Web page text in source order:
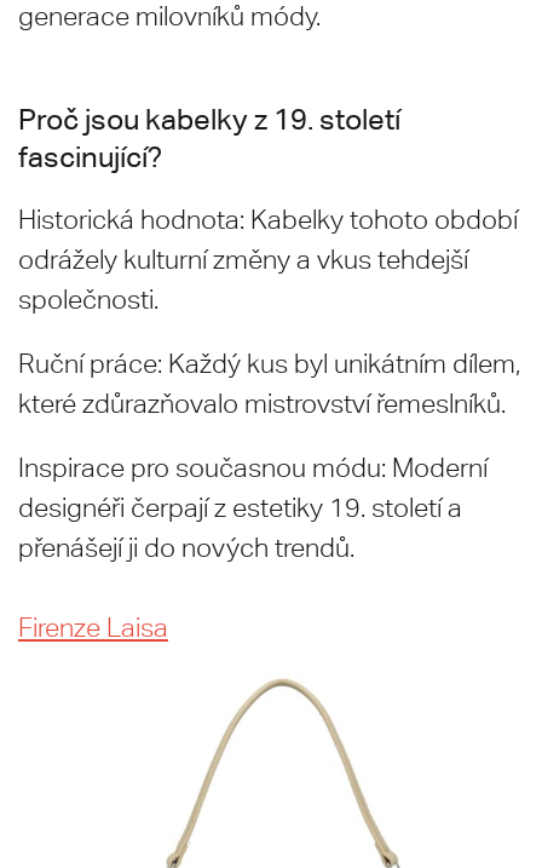
generace milovníků módy.
Proč jsou kabelky z 19. století
fascinující?
Historická hodnota: Kabelky tohoto období
odrážely kulturní změny a vkus tehdejší
společnosti.
Ruční práce: Každý kus byl unikátním dílem,
které zdůrazňovalo mistrovství řemeslníků.
Inspirace pro současnou módu: Moderní
designéři čerpají z estetiky 19. století a
přenášejí ji do nových trendů.
Firenze Laisa